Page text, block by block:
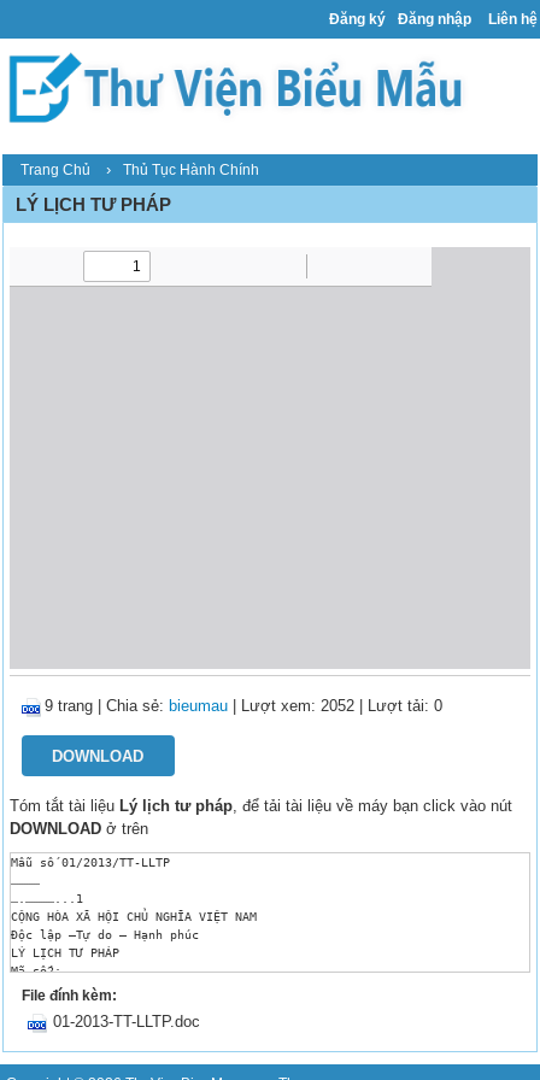
Đăng ký Đăng nhập Liên hệ
Trang Chủ › Thủ Tục Hành Chính
LÝ LỊCH TƯ PHÁP
9 trang |Chia sẻ: bieumau | Lượt xem: 2052 | Lượt tải: 0
DOWNLOAD
Tóm tắt tài liệu Lý lịch tư pháp, để tải tài liệu về máy bạn click vào nút
DOWNLOAD ở trên
Mẫu số 01/2013/TT-LLTP
…………
….…………...1
CỘNG HÒA XÃ HỘI CHỦ NGHĨA VIỆT NAM
Độc lập –Tự do – Hạnh phúc
LÝ LỊCH TƯ PHÁP
Mã số2:
I. THÔNG TIN VỀ CÁ NHÂN 3
Tên gọi khác (nếu có)
Ngày tháng năm sinh
File đính kèm:
01-2013-TT-LLTP.doc